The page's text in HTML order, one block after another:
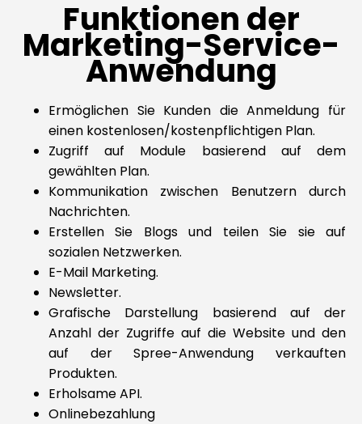
Funktionen der
Marketing-Service-
Anwendung
Ermöglichen Sie Kunden die Anmeldung für
einen kostenlosen/kostenpflichtigen Plan.
Zugriff auf Module basierend auf dem
gewählten Plan.
Kommunikation zwischen Benutzern durch
Nachrichten.
Erstellen Sie Blogs und teilen Sie sie auf
sozialen Netzwerken.
E-Mail Marketing.
Newsletter.
Grafische Darstellung basierend auf der
Anzahl der Zugriffe auf die Website und den
auf der Spree-Anwendung verkauften
Produkten.
Erholsame API.
Onlinebezahlung